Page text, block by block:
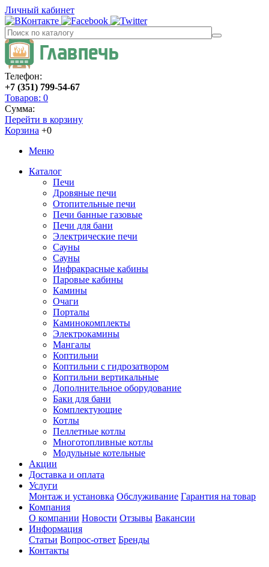
Личный кабинет
Телефон:
+7 (351) 799-54-67
Товаров: 0
Сумма:
Перейти в корзину
Корзина +0
Меню
Каталог
Печи
Дровяные печи
Отопительные печи
Печи банные газовые
Печи для бани
Электрические печи
Сауны
Сауны
Инфракрасные кабины
Паровые кабины
Камины
Очаги
Порталы
Каминокомплекты
Электрокамины
Мангалы
Коптильни
Коптильни с гидрозатвором
Коптильни вертикальные
Дополнительное оборудование
Баки для бани
Комплектующие
Котлы
Пеллетные котлы
Многотопливные котлы
Модульные котельные
Акции
Доставка и оплата
Услуги
Монтаж и установка Обслуживание Гарантия на товар
Компания
О компании Новости Отзывы Вакансии
Информация
Статьи Вопрос-ответ Бренды
Контакты